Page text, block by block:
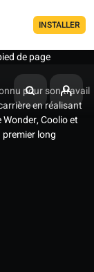
INSTALLER
de page
pour son travail
en réalisant
Coolio et
long